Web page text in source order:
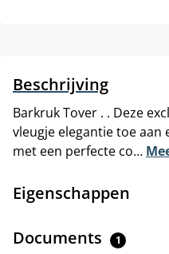
Beschrijving
Barkruk Tover . . Deze
vleugje elegantie toe aan
met een perfecte co…
Eigenschappen
Documents 1